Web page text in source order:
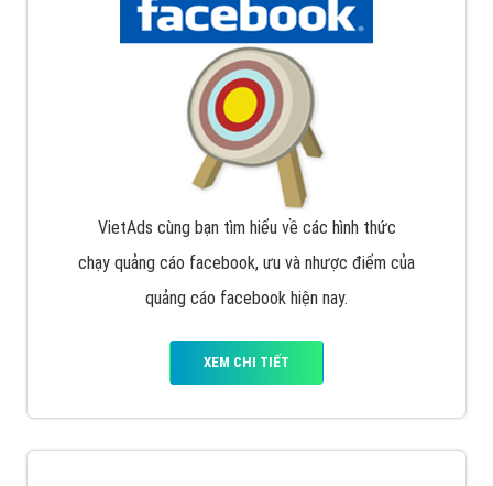
VietAds cùng bạn tìm hiểu về các hình thức
chạy quảng cáo facebook, ưu và nhược điểm của
quảng cáo facebook hiện nay.
XEM CHI TIẾT